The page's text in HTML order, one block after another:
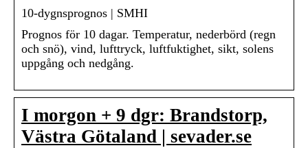
10-dygnsprognos | SMHI
Prognos för 10 dagar. Temperatur, nederbörd (regn
och snö), vind, lufttryck, luftfuktighet, sikt, solens
uppgång och nedgång.
I morgon + 9 dgr: Brandstorp,
Västra Götaland | sevader.se